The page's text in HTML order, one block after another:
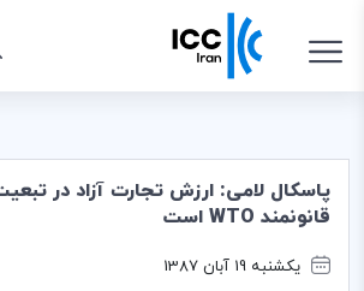
پاسکال لامی: ارزش تجارت آزاد در
قانونمند WTO است
یکشنبه 19 آبان 1387